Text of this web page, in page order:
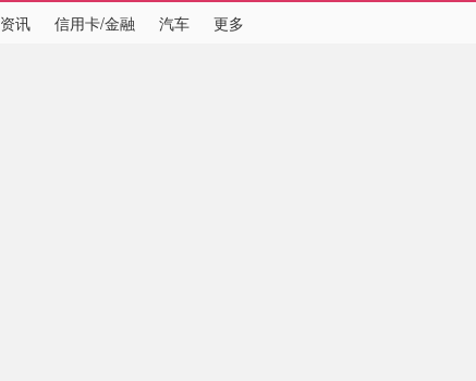
🇨🇳中国
资讯 信用卡/金融 汽车 更多